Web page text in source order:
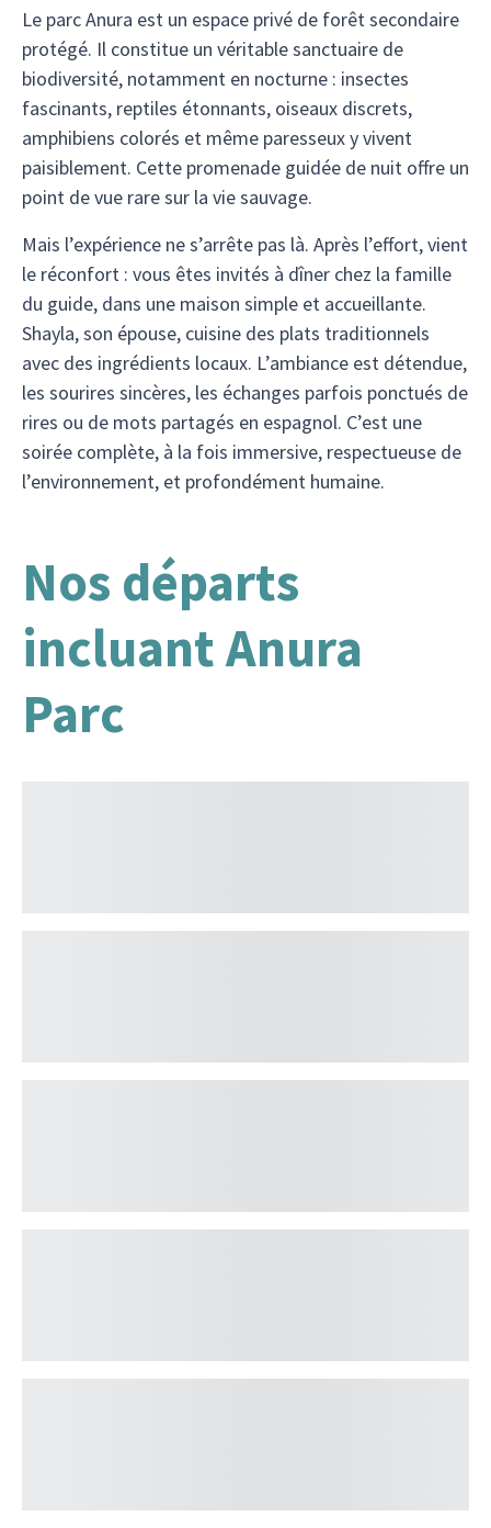
Le parc Anura est un espace privé de forêt secondaire
protégé. Il constitue un véritable sanctuaire de
biodiversité, notamment en nocturne : insectes
fascinants, reptiles étonnants, oiseaux discrets,
amphibiens colorés et même paresseux y vivent
paisiblement. Cette promenade guidée de nuit offre un
point de vue rare sur la vie sauvage.
Mais l’expérience ne s’arrête pas là. Après l’effort, vient
le réconfort : vous êtes invités à dîner chez la famille
du guide, dans une maison simple et accueillante.
Shayla, son épouse, cuisine des plats traditionnels
avec des ingrédients locaux. L’ambiance est détendue,
les sourires sincères, les échanges parfois ponctués de
rires ou de mots partagés en espagnol. C’est une
soirée complète, à la fois immersive, respectueuse de
l’environnement, et profondément humaine.
Nos départs
incluant Anura
Parc